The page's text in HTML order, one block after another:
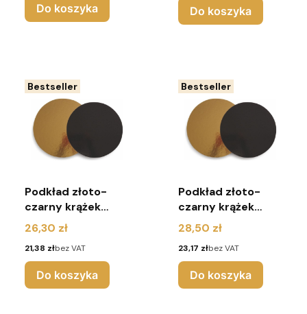
Do koszyka Do koszyka
Bestseller
Podkład złoto-
czarny krążek
2400G r.20
(pakiet 10 sztuk)
Cena
26,30 zł
Cena
21,38 złbez VAT
Do koszyka
Bestseller
Podkład złoto-
czarny krążek
2400G r.22
(pakiet 10 sztuk)
Cena
28,50 zł
Cena
23,17 złbez VAT
Do koszyka